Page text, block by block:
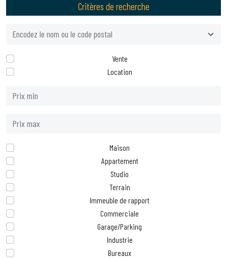
Critères de recherche
Vente
Location
Maison
Appartement
Studio
Terrain
Immeuble de rapport
Commerciale
Garage/Parking
Industrie
Bureaux